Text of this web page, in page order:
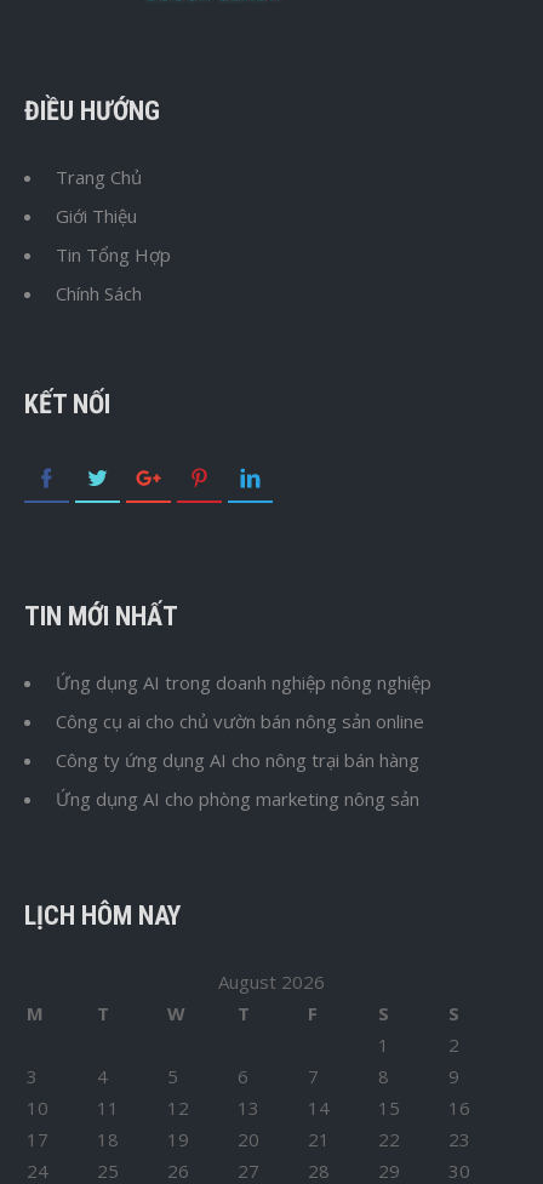
ĐIỀU HƯỚNG
Trang Chủ
Giới Thiệu
Tin Tổng Hợp
Chính Sách
KẾT NỐI
TIN MỚI NHẤT
Ứng dụng AI trong doanh nghiệp nông nghiệp
Công cụ ai cho chủ vườn bán nông sản online
Công ty ứng dụng AI cho nông trại bán hàng
Ứng dụng AI cho phòng marketing nông sản
LỊCH HÔM NAY
August 2026
M
T W T F S
S
1
2
3
4 5 6 7 8
9
10
11 12 13 14 15
16
17
18 19 20 21 22
23
24
25 26 27 28 29 30